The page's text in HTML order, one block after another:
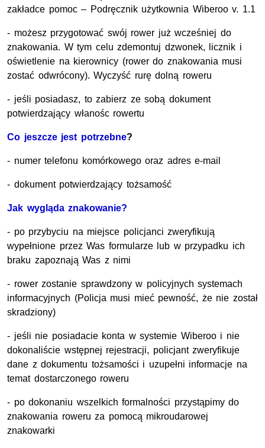
zakładce pomoc – Podręcznik użytkownia Wiberoo v. 1.1
- możesz przygotować swój rower już wcześniej do
znakowania. W tym celu zdemontuj dzwonek, licznik i
oświetlenie na kierownicy (rower do znakowania musi
zostać odwrócony). Wyczyść rurę dolną roweru
- jeśli posiadasz, to zabierz ze sobą dokument
potwierdzający włanośc rowertu
Co jeszcze jest potrzebne?
- numer telefonu komórkowego oraz adres e-mail
- dokument potwierdzający tożsamość
Jak wygląda znakowanie?
- po przybyciu na miejsce policjanci zweryfikują
wypełnione przez Was formularze lub w przypadku ich
braku zapoznają Was z nimi
- rower zostanie sprawdzony w policyjnych systemach
informacyjnych (Policja musi mieć pewność, że nie został
skradziony)
- jeśli nie posiadacie konta w systemie Wiberoo i nie
dokonaliście wstępnej rejestracji, policjant zweryfikuje
dane z dokumentu tożsamości i uzupełni informacje na
temat dostarczonego roweru
- po dokonaniu wszelkich formalności przystąpimy do
znakowania roweru za pomocą mikroudarowej
znakowarki